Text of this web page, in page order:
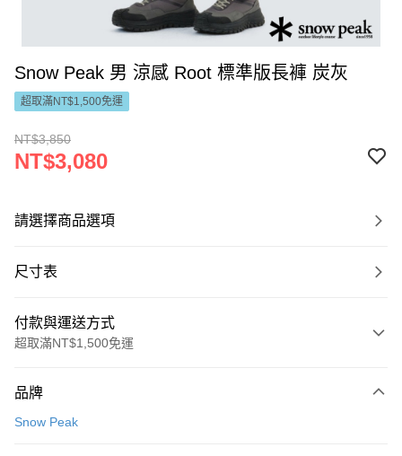
Snow Peak 男 涼感 Root 標準版長褲 炭灰
超取滿NT$1,500免運
NT$3,850
NT$3,080
請選擇商品選項
尺寸表
付款與運送方式
超取滿NT$1,500免運
信用卡一次付款
品牌
Snow Peak